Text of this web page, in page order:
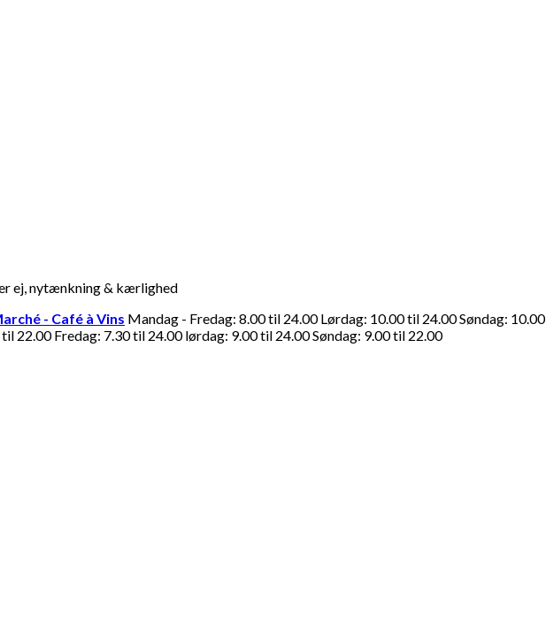
ej, nytænkning & kærlighed
- Café à Vins Mandag - Fredag: 8.00 til 24.00 Lørdag: 10.00 til 24.00 Søndag: 10.00
22.00 Fredag: 7.30 til 24.00 lørdag: 9.00 til 24.00 Søndag: 9.00 til 22.00